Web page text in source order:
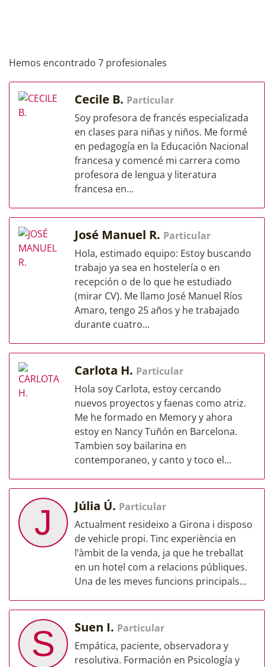
Hemos encontrado 7 profesionales
Cecile B. Particular
Soy profesora de francés especializada
en clases para niñas y niños. Me formé
en pedagogía en la Educación Nacional
francesa y comencé mi carrera como
profesora de lengua y literatura
francesa en...
José Manuel R. Particular
Hola, estimado equipo: Estoy buscando
trabajo ya sea en hostelería o en
recepción o de lo que he estudiado
(mirar CV). Me llamo José Manuel Ríos
Amaro, tengo 25 años y he trabajado
durante cuatro...
Carlota H. Particular
Hola soy Carlota, estoy cercando
nuevos proyectos y faenas como atriz.
Me he formado en Memory y ahora
estoy en Nancy Tuñón en Barcelona.
Tambien soy bailarina en
contemporaneo, y canto y toco el...
J Júlia Ú. Particular
Actualment resideixo a Girona i disposo
de vehicle propi. Tinc experiència en
l’àmbit de la venda, ja que he treballat
en un hotel com a relacions públiques.
Una de les meves funcions principals...
S Suen I. Particular
Empática, paciente, observadora y
resolutiva. Formación en Psicología y